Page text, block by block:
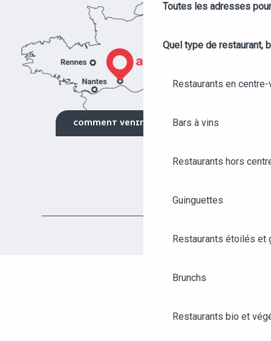
Toutes les adresses
Quel type de restaurant,
Restaurants en
Bars à vins
Restaurants hors
Guinguettes
Restaurants étoilés et
Brunchs
Restaurants bio et
COMMENT VENIR ?